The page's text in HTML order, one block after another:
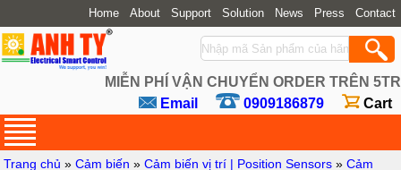
Home About Support Solution News Press Contact
MIỄN PHÍ VẬN CHUYỂN ORDER TRÊN 5TR
Email
0909186879 Cart
Trang chủ »Cảm biến »Cảm biến vị trí | Position Sensors »Cảm